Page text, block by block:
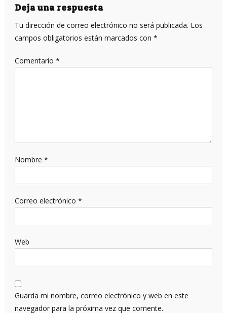
entradas
Deja una respuesta
Tu dirección de correo electrónico no será publicada. Los
campos obligatorios están marcados con *
Comentario *
Nombre *
Correo electrónico *
Web
Guarda mi nombre, correo electrónico y web en este
navegador para la próxima vez que comente.